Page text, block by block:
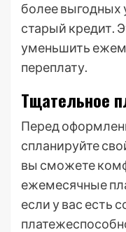
более выгодных
старый кредит.
уменьшить
переплату.
Тщательное
Перед
спланируйте
вы сможете
ежемесячные
если у вас есть